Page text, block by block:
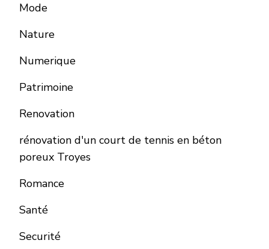
Mode
Nature
Numerique
Patrimoine
Renovation
rénovation d'un court de tennis en béton
poreux Troyes
Romance
Santé
Securité